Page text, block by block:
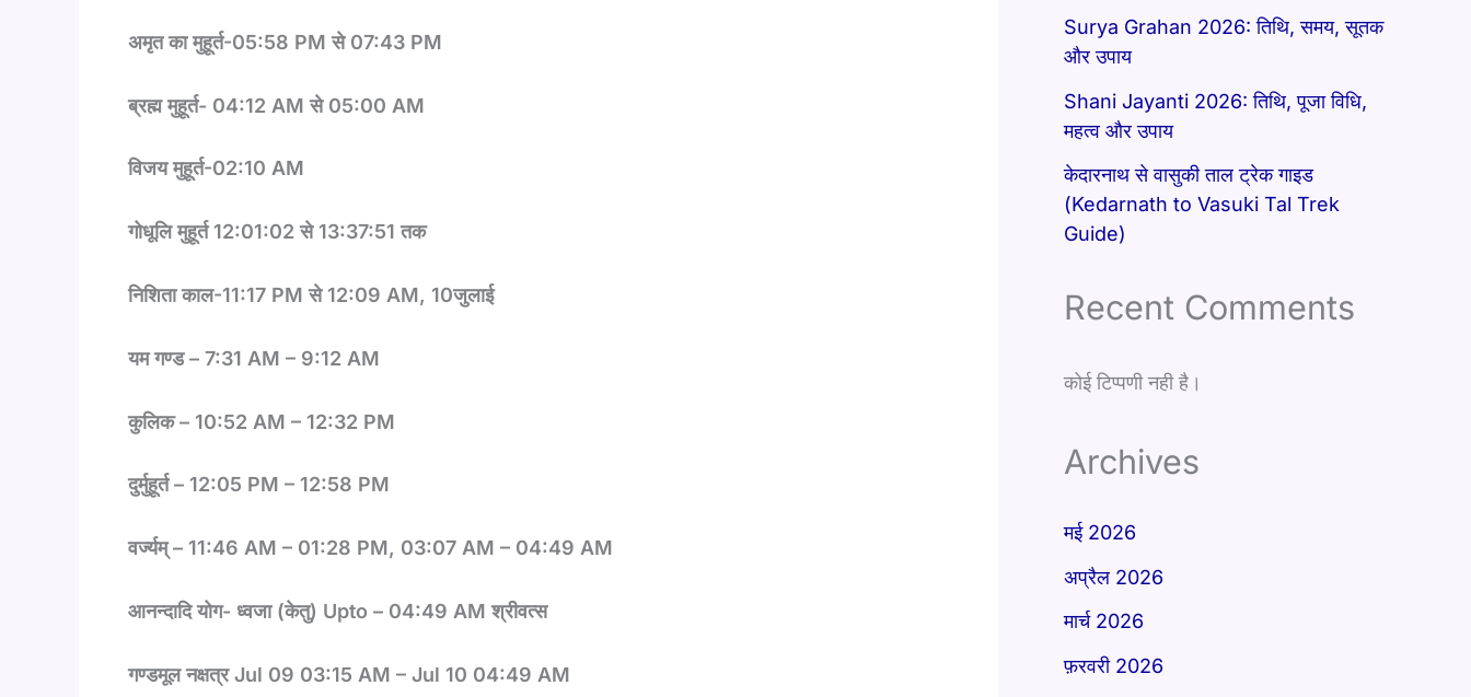
अमृत का मुहूर्त-05:58 PMसे 07:43 PM
ब्रह्म मुहूर्त- 04:12 AMसे 05:00 AM
विजय मुहूर्त-02:10 AM
गोधूलि मुहूर्त 12:01:02 से 13:37:51 तक
निशिता काल-11:17 PMसे 12:09 AM, 10जुलाई
यम गण्ड – 7:31 AM – 9:12 AM
कुलिक – 10:52 AM – 12:32 PM
दुर्मुहूर्त – 12:05 PM – 12:58 PM
वर्ज्यम् – 11:46 AM – 01:28 PM, 03:07 AM – 04:49 AM
आनन्दादि योग- ध्वजा (केतु) Upto – 04:49 AMश्रीवत्स
गण्डमूल नक्षत्रJul 09 03:15 AM – Jul 10 04:49 AM
Surya Grahan 2026: तिथि, समय, सूतक
और उपाय
Shani Jayanti 2026: तिथि, पूजा विधि,
महत्व और उपाय
केदारनाथ से वासुकी ताल ट्रेक गाइड
(Kedarnath to Vasuki Tal Trek
Guide)
Recent Comments
कोई टिप्पणी नही है।
Archives
मई 2026
अप्रैल 2026
मार्च 2026
फ़रवरी 2026